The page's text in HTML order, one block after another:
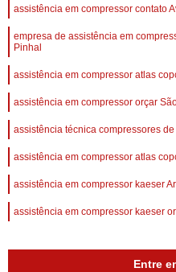
assistência em compressor contato
empresa de assistência em
Pinhal
assistência em compressor atlas
assistência em compressor orçar
assistência técnica compressores
assistência em compressor atlas
assistência em compressor kaeser
assistência em compressor kaeser
Entre